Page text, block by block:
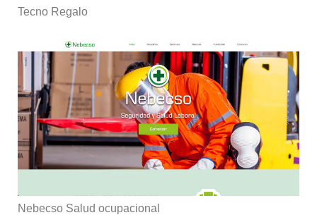
Tecno Regalo
Nebecso Salud ocupacional